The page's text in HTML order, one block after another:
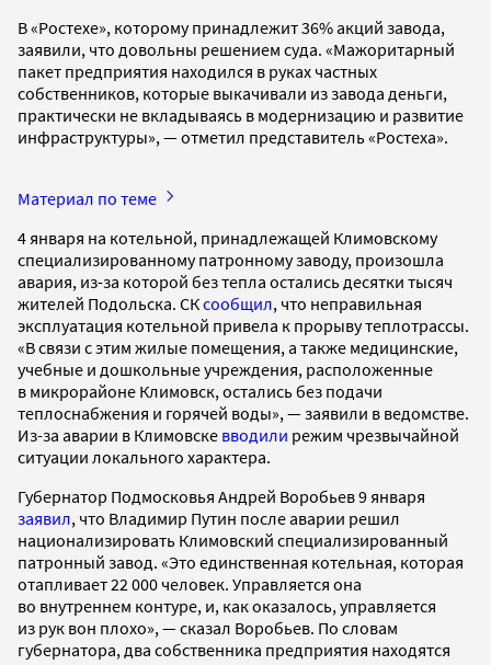
В «Ростехе», которому принадлежит 36% акций завода,
заявили, что довольны решением суда. «Мажоритарный
пакет предприятия находился в руках частных
собственников, которые выкачивали из завода деньги,
практически не вкладываясь в модернизацию и развитие
инфраструктуры», — отметил представитель «Ростеха».
Материал по теме
4 января на котельной, принадлежащей Климовскому
специализированному патронному заводу, произошла
авария, из-за которой без тепла остались десятки тысяч
жителей Подольска. СКсообщил, что неправильная
эксплуатация котельной привела к прорыву теплотрассы.
«В связи с этим жилые помещения, а также медицинские,
учебные и дошкольные учреждения, расположенные
в микрорайоне Климовск, остались без подачи
теплоснабжения и горячей воды», — заявили в ведомстве.
Из-за аварии в Климовске вводили режим чрезвычайной
ситуации локального характера.
Губернатор Подмосковья Андрей Воробьев 9 января
заявил, что Владимир Путин после аварии решил
национализировать Климовский специализированный
патронный завод. «Это единственная котельная, которая
отапливает 22 000 человек. Управляется она
во внутреннем контуре, и, как оказалось, управляется
из рук вон плохо», — сказал Воробьев. По словам
губернатора, два собственника предприятия находятся